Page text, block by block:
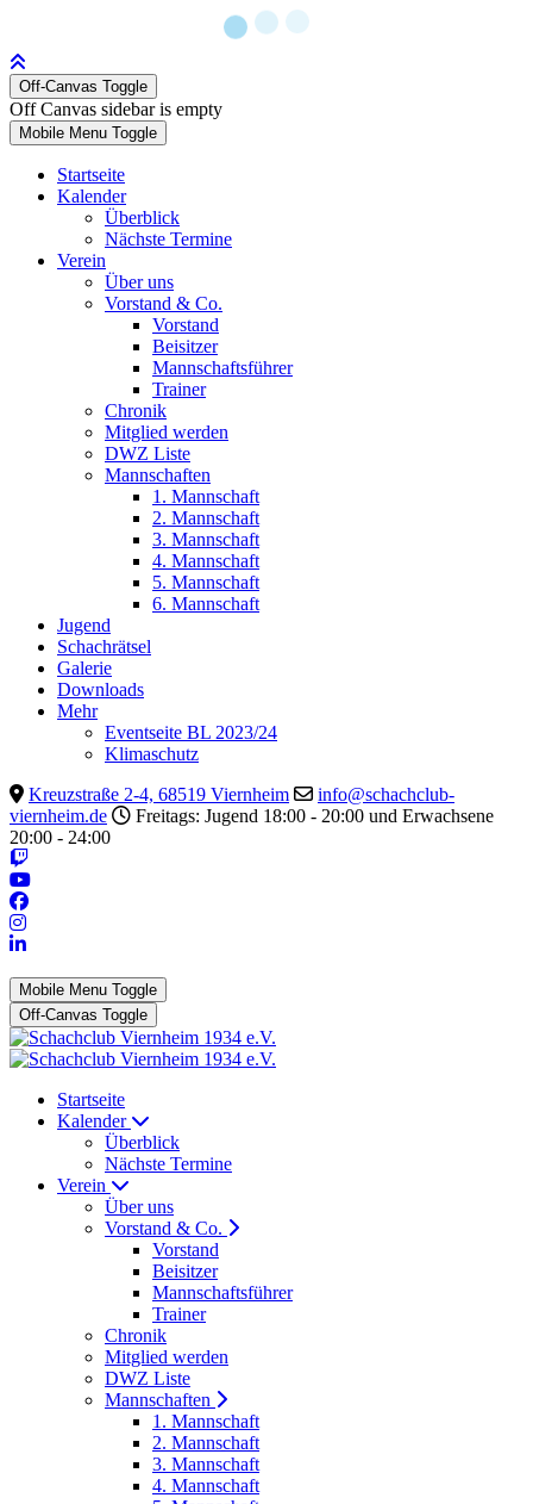
Off-Canvas Toggle
Off Canvas sidebar is empty
Mobile Menu Toggle
Startseite
Kalender
Überblick
Nächste Termine
Verein
Über uns
Vorstand & Co.
Vorstand
Beisitzer
Mannschaftsführer
Trainer
Chronik
Mitglied werden
DWZ Liste
Mannschaften
1. Mannschaft
2. Mannschaft
3. Mannschaft
4. Mannschaft
5. Mannschaft
6. Mannschaft
Jugend
Schachrätsel
Galerie
Downloads
Mehr
Eventseite BL 2023/24
Klimaschutz
Kreuzstraße 2-4, 68519 Viernheim
info@schachclub-
viernheim.de
Freitags: Jugend 18:00 - 20:00 und Erwachsene
20:00 - 24:00
Mobile Menu Toggle
Off-Canvas Toggle
Startseite
Kalender
Überblick
Nächste Termine
Verein
Über uns
Vorstand & Co.
Vorstand
Beisitzer
Mannschaftsführer
Trainer
Chronik
Mitglied werden
DWZ Liste
Mannschaften
1. Mannschaft
2. Mannschaft
3. Mannschaft
4. Mannschaft